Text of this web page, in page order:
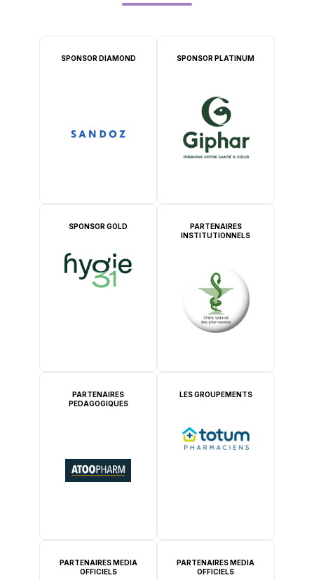
SPONSOR DIAMOND SPONSOR PLATINUM
SPONSOR GOLD
PARTENAIRES
INSTITUTIONNELS
PARTENAIRES
PEDAGOGIQUES
LES GROUPEMENTS
PARTENAIRES MEDIA
OFFICIELS
PARTENAIRES MEDIA
OFFICIELS